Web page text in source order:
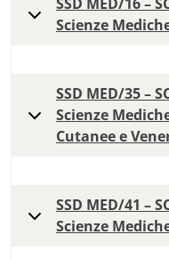
Scienze
SSD MED/35 –
Scienze
Cutanee e
SSD MED/41 –
Scienze